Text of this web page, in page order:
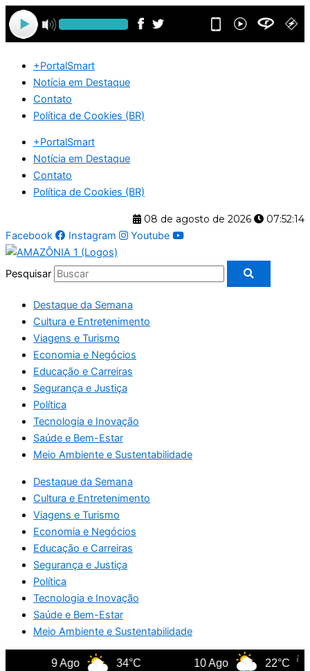
Ir
para
o
+PortalSmart
Notícia em Destaque
Contato
Política de Cookies (BR)
+PortalSmart
Notícia em Destaque
Contato
Política de Cookies (BR)
08 de agosto de 2026
07:52:15
Facebook
Instagram Youtube
Pesquisar
Destaque da Semana
Cultura e Entretenimento
Viagens e Turismo
Economia e Negócios
Educação e Carreiras
Segurança e Justiça
Política
Tecnologia e Inovação
Saúde e Bem-Estar
Meio Ambiente e Sustentabilidade
Destaque da Semana
Cultura e Entretenimento
Viagens e Turismo
Economia e Negócios
Educação e Carreiras
Segurança e Justiça
Política
Tecnologia e Inovação
Saúde e Bem-Estar
Meio Ambiente e Sustentabilidade
9 Ago 34°C 10 Ago 22°C